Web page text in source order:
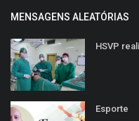
MENSAGENS ALEATÓRIAS
HSVP
Esporte